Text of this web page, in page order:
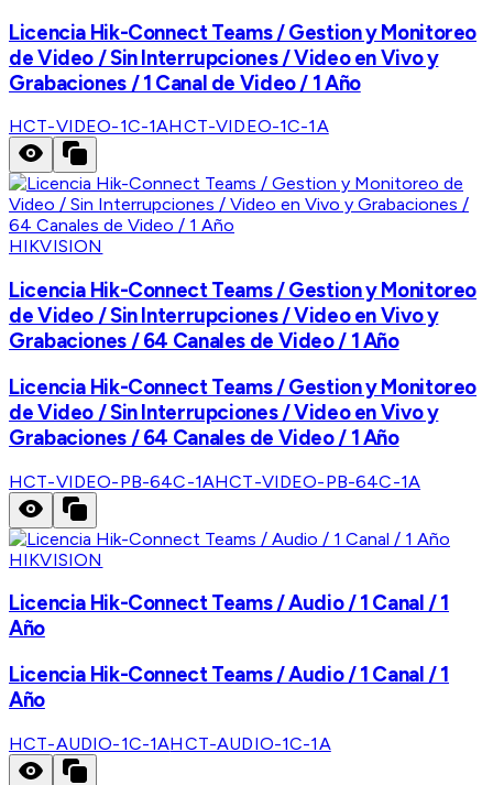
Licencia Hik-Connect Teams / Gestion y Monitoreo
de Video / Sin Interrupciones / Video en Vivo y
Grabaciones / 1 Canal de Video / 1 Año
HCT-VIDEO-1C-1AHCT-VIDEO-1C-1A
HIKVISION
Licencia Hik-Connect Teams / Gestion y Monitoreo
de Video / Sin Interrupciones / Video en Vivo y
Grabaciones / 64 Canales de Video / 1 Año
Licencia Hik-Connect Teams / Gestion y Monitoreo
de Video / Sin Interrupciones / Video en Vivo y
Grabaciones / 64 Canales de Video / 1 Año
HCT-VIDEO-PB-64C-1AHCT-VIDEO-PB-64C-1A
HIKVISION
Licencia Hik-Connect Teams / Audio / 1 Canal / 1
Año
Licencia Hik-Connect Teams / Audio / 1 Canal / 1
Año
HCT-AUDIO-1C-1AHCT-AUDIO-1C-1A